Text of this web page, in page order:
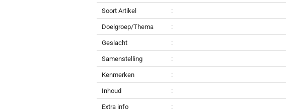
Soort Artikel :
Doelgroep/Thema :
Geslacht :
Samenstelling :
Kenmerken :
Inhoud :
Extra info :